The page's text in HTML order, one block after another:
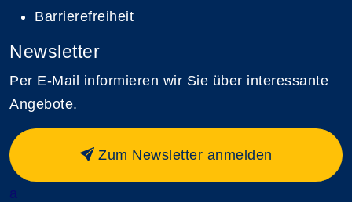
Barrierefreiheit
Newsletter
Per E-Mail informieren wir Sie über interessante
Angebote.
Zum Newsletter anmelden
a